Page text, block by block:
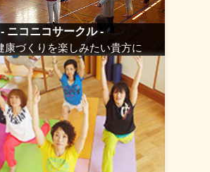
- ニコニコサークル -
康づくりを楽しみたい貴方に